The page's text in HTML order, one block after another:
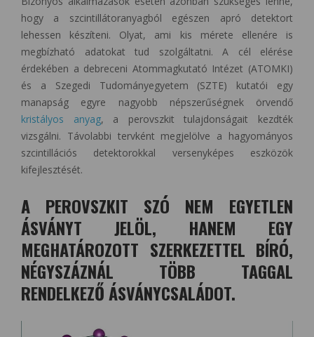
hogy a szcintillátoranyagból egészen apró detektort
lehessen készíteni. Olyat, ami kis mérete ellenére is
megbízható adatokat tud szolgáltatni. A cél elérése
érdekében a debreceni Atommagkutató Intézet (ATOMKI)
és a Szegedi Tudományegyetem (SZTE) kutatói egy
manapság egyre nagyobb népszerűségnek örvendő
kristályos anyag, a perovszkit tulajdonságait kezdték
vizsgálni. Távolabbi tervként megjelölve a hagyományos
szcintillációs detektorokkal versenyképes eszközök
kifejlesztését.
A PEROVSZKIT SZÓ NEM EGYETLEN
ÁSVÁNYT JELÖL, HANEM EGY
MEGHATÁROZOTT SZERKEZETTEL BÍRÓ,
NÉGYSZÁZNÁL TÖBB TAGGAL
RENDELKEZŐ ÁSVÁNYCSALÁDOT.